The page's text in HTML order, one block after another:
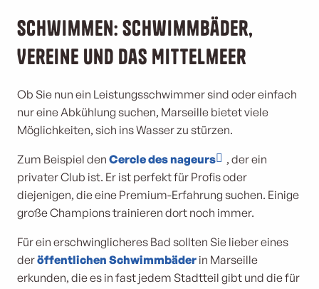
Schwimmen: Schwimmbäder,
Vereine und das Mittelmeer
Ob Sie nun ein Leistungsschwimmer sind oder einfach
nur eine Abkühlung suchen, Marseille bietet viele
Möglichkeiten, sich ins Wasser zu stürzen.
Zum Beispiel den Cercle des nageurs
, der ein
privater Club ist. Er ist perfekt für Profis oder
diejenigen, die eine Premium-Erfahrung suchen. Einige
große Champions trainieren dort noch immer.
Für ein erschwinglicheres Bad sollten Sie lieber eines
deröffentlichen Schwimmbäder in Marseille
erkunden, die es in fast jedem Stadtteil gibt und die für